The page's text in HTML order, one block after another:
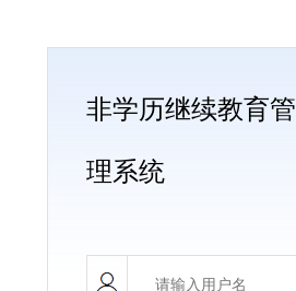
非学历继续教育管
理系统